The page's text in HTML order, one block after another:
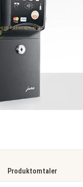
Produktomtaler